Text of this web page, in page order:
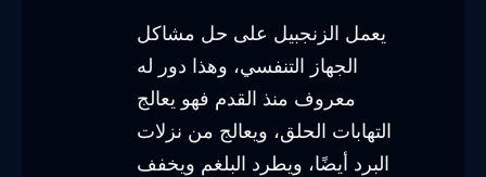
يعمل الزنجبيل على حل مشاكل
الجهاز التنفسي، وهذا دور له
معروف منذ القدم فهو يعالج
التهابات الحلق، ويعالج من نزلات
البرد أيضًا، ويطرد البلغم ويخفف